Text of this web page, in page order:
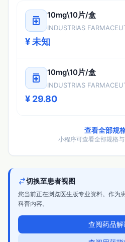
medication 10mg\10片/盒
INDUSTRIAS
¥ 未知
medication 10mg\10片/盒
INDUSTRIAS
¥ 29.80
查看全部规
小程序可查看全部规格与
切换至患者视图
您当前正在浏览医生版专业资料。作为
科普内容。
查阅药品解